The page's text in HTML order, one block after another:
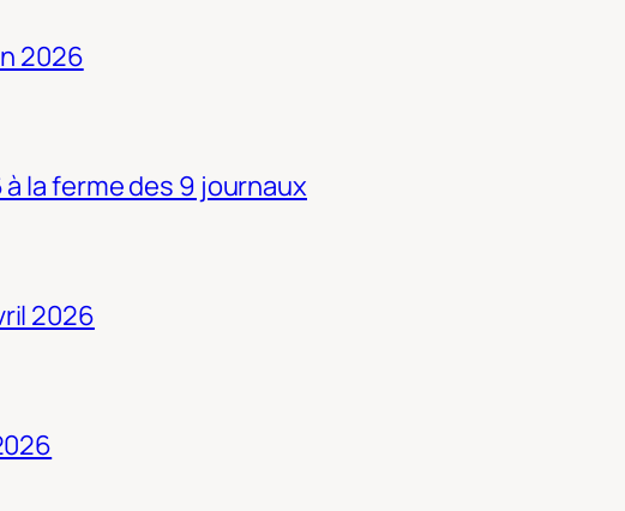
2026
la ferme des 9 journaux
2026